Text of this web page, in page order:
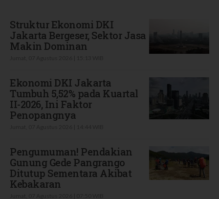
Struktur Ekonomi DKI
Jakarta Bergeser, Sektor Jasa
Makin Dominan
Ekonomi DKI Jakarta
Tumbuh 5,52% pada Kuartal
II-2026, Ini Faktor
Penopangnya
Pengumuman! Pendakian
Gunung Gede Pangrango
Ditutup Sementara Akibat
Kebakaran